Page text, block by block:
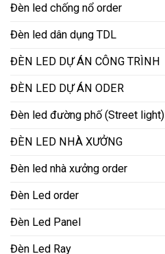
Đèn led chống nổ order
Đèn led dân dụng TDL
ĐÈN LED DỰ ÁN CÔNG TRÌNH
ĐÈN LED DỰ ÁN ODER
Đèn led đường phố (Street light)
ĐÈN LED NHÀ XƯỞNG
Đèn led nhà xưởng order
Đèn Led order
Đèn Led Panel
Đèn Led Ray